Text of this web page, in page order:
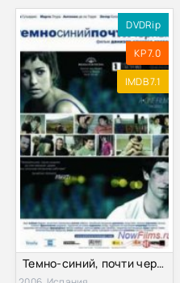
DVDRip
KP 7.0
IMDB 7.1
Темно-синий, почти черный (2006)